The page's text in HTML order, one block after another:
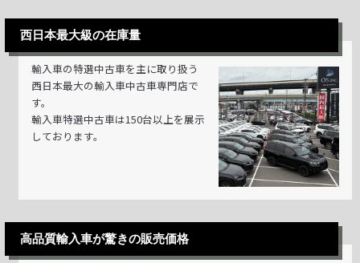
西日本最大級の在庫量
輸入車の特選中古車を主に取り扱う
西日本最大の輸入車中古車専門店で
す。
輸入車特選中古車は150台以上を展示
しております。
高品質輸入車が驚きの販売価格